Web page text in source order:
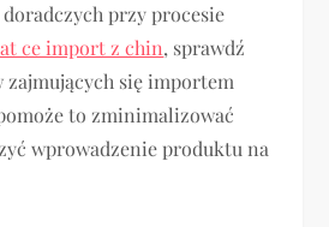
doradczych przy procesie
ce import z chin, sprawdź
zajmujących się importem
to zminimalizować
wprowadzenie produktu na